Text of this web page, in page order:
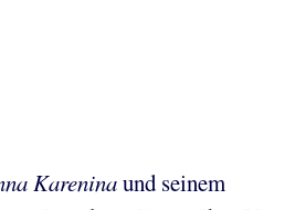
Kareninaund seinem